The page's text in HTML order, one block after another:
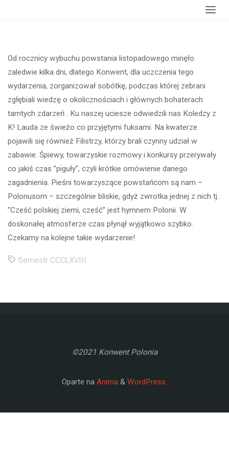
Od rocznicy wybuchu powstania listopadowego minęło
zaledwie kilka dni, dlatego Konwent, dla uczczenia tego
wydarzenia, zorganizował sobótkę, podczas której zebrani
zgłębiali wiedzę o okolicznościach i głównych bohaterach
tamtych zdarzeń . Ku naszej uciesze odwiedzili nas Koledzy z
K! Lauda ze świeżo co przyjętymi fuksami. Na kwaterze
pojawili się również Filistrzy, którzy brali czynny udział w
zabawie. Śpiewy, towarzyskie rozmowy i konkursy przerywały
co jakiś czas ”piguły”, czyli krótkie omówienie danego
zagadnienia. Pieśni towarzyszące powstańcom są nam –
Polonusom – szczególnie bliskie, gdyż zwrotka jednej z nich tj.:
”Cześć polskiej ziemi, cześć” jest hymnem Polonii. W
doskonałej atmosferze czas płynął wyjątkowo szybko.
Czekamy na kolejne takie wydarzenie!
Semestr CCCLXVIII
©2021 Konwent Polonia
Oparte na Anima & WordPress.